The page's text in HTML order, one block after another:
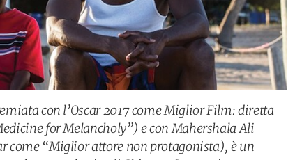
con l’Oscar 2017 come Miglior Film: diretta
for Melancholy”) e con Mahershala Ali
come “Miglior attore non protagonista), è un